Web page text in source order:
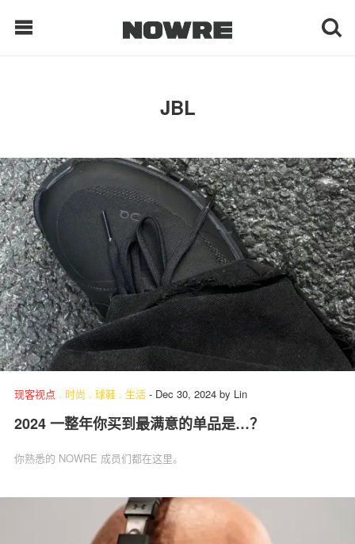
每日鲜榨
现客视点
每日栏目
时 尚
球 鞋
生 活
科 技
JBL
现客视点 . 时尚 . 球鞋 . 生活 - Dec 30, 2024 by Lin
2024 一整年你买到最满意的单品是…？
你熟悉的 NOWRE 成员们都在这里。